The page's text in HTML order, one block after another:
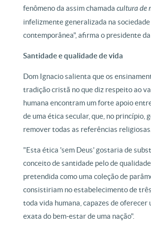
fenômeno da assim chamadacultura de
infelizmente generalizada na sociedade
contemporânea", afirma o presidente da
Santidade e qualidade de vida
Dom Ignacio salienta que os
tradição cristã no que diz respeito ao
humana encontram um forte apoio
de uma ética secular, que, no princípio,
remover todas as referências religiosas.
"Esta ética 'sem Deus' gostaria de
conceito de santidade pelo de qualidade
pretendida como uma coleção de
consistiriam no estabelecimento de
toda vida humana, capazes de oferecer
exata do bem-estar de uma nação".